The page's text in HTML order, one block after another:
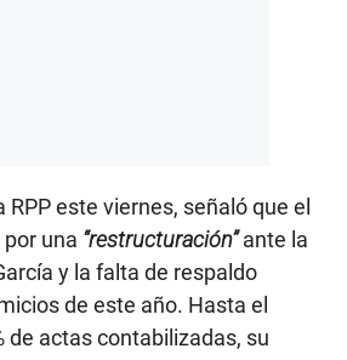
RPP este viernes, señaló que el
una “restructuración”ante la
y la falta de respaldo
de este año. Hasta el
de actas contabilizadas, su